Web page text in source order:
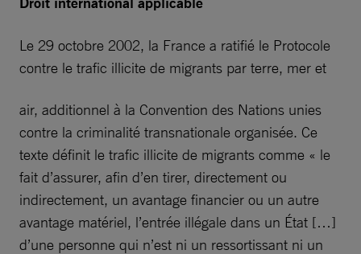
Le 29 octobre 2002, la France a ratifié le Protocole
contre le trafic illicite de migrants par terre, mer et
air, additionnel à la Convention des Nations unies
contre la criminalité transnationale organisée. Ce
texte définit le trafic illicite de migrants comme « le
fait d’assurer, afin d’en tirer, directement ou
indirectement, un avantage financier ou un autre
avantage matériel, l’entrée illégale dans un État […]
d’une personne qui n’est ni un ressortissant ni un